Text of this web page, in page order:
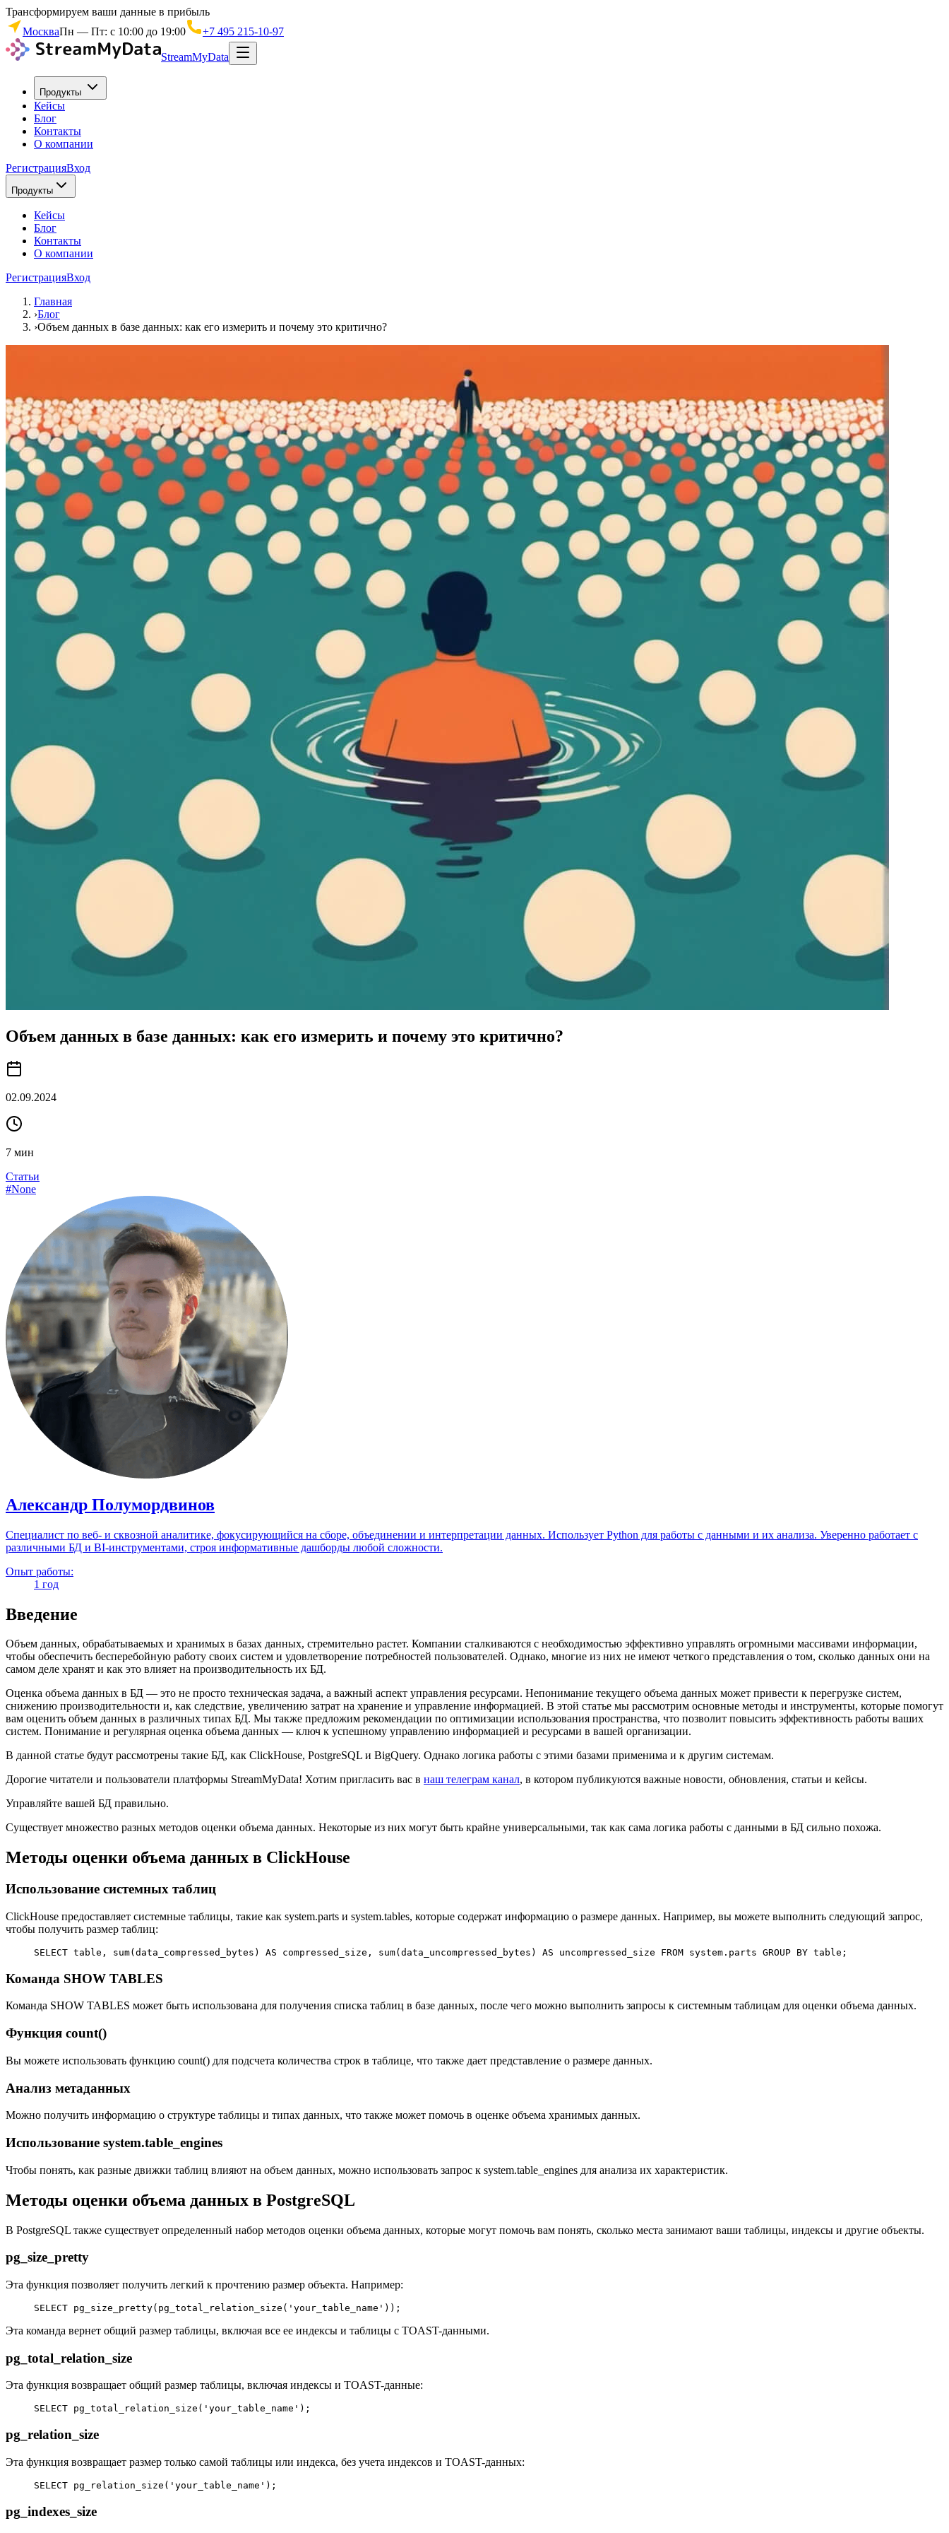
Трансформируем ваши данные в прибыль
МоскваПн — Пт: с 10:00 до 19:00 +7 495 215-10-97
StreamMyData
Продукты
Кейсы
Блог
Контакты
О компании
РегистрацияВход
Продукты
Кейсы
Блог
Контакты
О компании
РегистрацияВход
Главная
›Блог
›Объем данных в базе данных: как его измерить и почему это критично?
Объем данных в базе данных: как его измерить и почему это критично?
02.09.2024
7 мин
Статьи
#None
Александр Полумордвинов
Специалист по веб- и сквозной аналитике, фокусирующийся на сборе, объединении и интерпретации данных. Использует Python для работы с данными и их анализа. Уверенно работает с
различными БД и BI-инструментами, строя информативные дашборды любой сложности.
Опыт работы:
1 год
Введение
Объем данных, обрабатываемых и хранимых в базах данных, стремительно растет. Компании сталкиваются с необходимостью эффективно управлять огромными массивами информации,
чтобы обеспечить бесперебойную работу своих систем и удовлетворение потребностей пользователей. Однако, многие из них не имеют четкого представления о том, сколько данных они на
самом деле хранят и как это влияет на производительность их БД.
Оценка объема данных в БД — это не просто техническая задача, а важный аспект управления ресурсами. Непонимание текущего объема данных может привести к перегрузке систем,
снижению производительности и, как следствие, увеличению затрат на хранение и управление информацией. В этой статье мы рассмотрим основные методы и инструменты, которые помогут
вам оценить объем данных в различных типах БД. Мы также предложим рекомендации по оптимизации использования пространства, что позволит повысить эффективность работы ваших
систем. Понимание и регулярная оценка объема данных — ключ к успешному управлению информацией и ресурсами в вашей организации.
В данной статье будут рассмотрены такие БД, как ClickHouse, PostgreSQL и BigQuery. Однако логика работы с этими базами применима и к другим системам.
Дорогие читатели и пользователи платформы StreamMyData! Хотим пригласить вас в наш телеграм канал, в котором публикуются важные новости, обновления, статьи и кейсы.
Управляйте вашей БД правильно.
Существует множество разных методов оценки объема данных. Некоторые из них могут быть крайне универсальными, так как сама логика работы с данными в БД сильно похожа.
Методы оценки объема данных в ClickHouse
Использование системных таблиц
ClickHouse предоставляет системные таблицы, такие как system.parts и system.tables, которые содержат информацию о размере данных. Например, вы можете выполнить следующий запрос,
чтобы получить размер таблиц:
SELECT table , sum(data_compressed_bytes) AS compressed_size, sum(data_uncompressed_bytes) AS uncompressed_size FROM system . parts GROUP BY table ;
Команда SHOW TABLES
Команда SHOW TABLES может быть использована для получения списка таблиц в базе данных, после чего можно выполнить запросы к системным таблицам для оценки объема данных.
Функция count()
Вы можете использовать функцию count() для подсчета количества строк в таблице, что также дает представление о размере данных.
Анализ метаданных
Можно получить информацию о структуре таблицы и типах данных, что также может помочь в оценке объема хранимых данных.
Использование system.table_engines
Чтобы понять, как разные движки таблиц влияют на объем данных, можно использовать запрос к system.table_engines для анализа их характеристик.
Методы оценки объема данных в PostgreSQL
В PostgreSQL также существует определенный набор методов оценки объема данных, которые могут помочь вам понять, сколько места занимают ваши таблицы, индексы и другие объекты.
pg_size_pretty
Эта функция позволяет получить легкий к прочтению размер объекта. Например:
SELECT pg_size_pretty(pg_total_relation_size( 'your_table_name' ));
Эта команда вернет общий размер таблицы, включая все ее индексы и таблицы с TOAST-данными.
pg_total_relation_size
Эта функция возвращает общий размер таблицы, включая индексы и TOAST-данные:
SELECT pg_total_relation_size( 'your_table_name' );
pg_relation_size
Эта функция возвращает размер только самой таблицы или индекса, без учета индексов и TOAST-данных:
SELECT pg_relation_size( 'your_table_name' );
pg_indexes_size